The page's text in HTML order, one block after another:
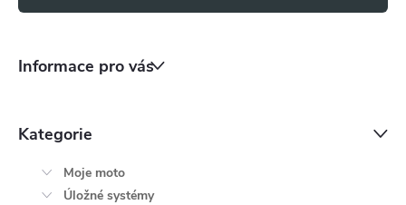
Informace pro vás
Kategorie
Moje moto
Úložné systémy